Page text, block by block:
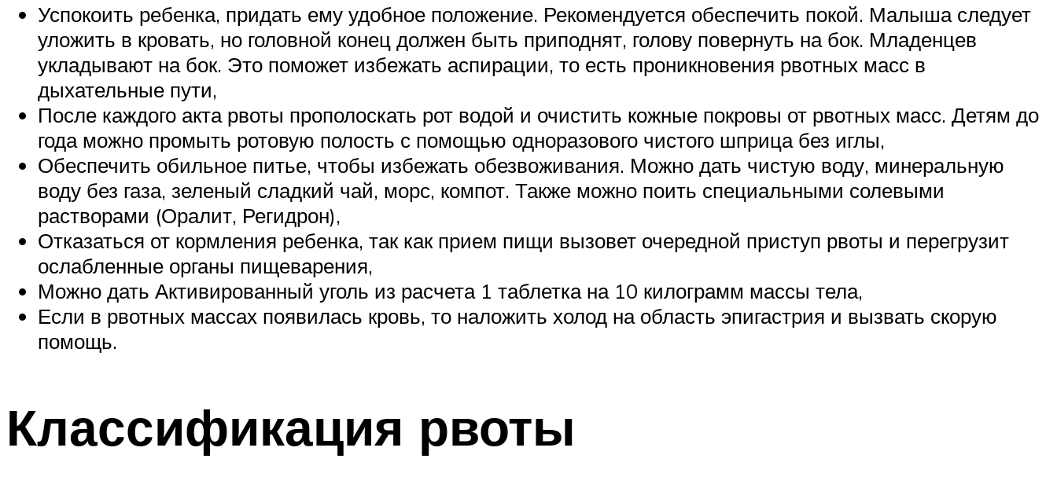
Успокоить ребенка, придать ему удобное положение. Рекомендуется обеспечить покой. Малыша следует
уложить в кровать, но головной конец должен быть приподнят, голову повернуть на бок. Младенцев
укладывают на бок. Это поможет избежать аспирации, то есть проникновения рвотных масс в
дыхательные пути,
После каждого акта рвоты прополоскать рот водой и очистить кожные покровы от рвотных масс. Детям до
года можно промыть ротовую полость с помощью одноразового чистого шприца без иглы,
Обеспечить обильное питье, чтобы избежать обезвоживания. Можно дать чистую воду, минеральную
воду без газа, зеленый сладкий чай, морс, компот. Также можно поить специальными солевыми
растворами (Оралит, Регидрон),
Отказаться от кормления ребенка, так как прием пищи вызовет очередной приступ рвоты и перегрузит
ослабленные органы пищеварения,
Можно дать Активированный уголь из расчета 1 таблетка на 10 килограмм массы тела,
Если в рвотных массах появилась кровь, то наложить холод на область эпигастрия и вызвать скорую
помощь.
Классификация рвоты